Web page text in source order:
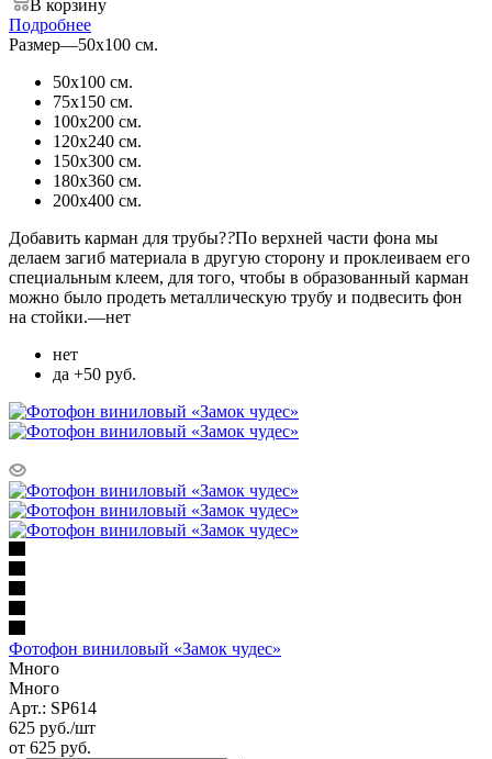
В корзину
Подробнее
Размер—50х100 см.
50х100 см.
75х150 см.
100х200 см.
120х240 см.
150х300 см.
180х360 см.
200х400 см.
Добавить карман для трубы??По верхней части фона мы
делаем загиб материала в другую сторону и проклеиваем его
специальным клеем, для того, чтобы в образованный карман
можно было продеть металлическую трубу и подвесить фон
на стойки.—нет
нет
да +50 руб.
Фотофон виниловый «Замок чудес»
Много
Много
Арт.: SP614
625 руб./шт
от 625 руб.